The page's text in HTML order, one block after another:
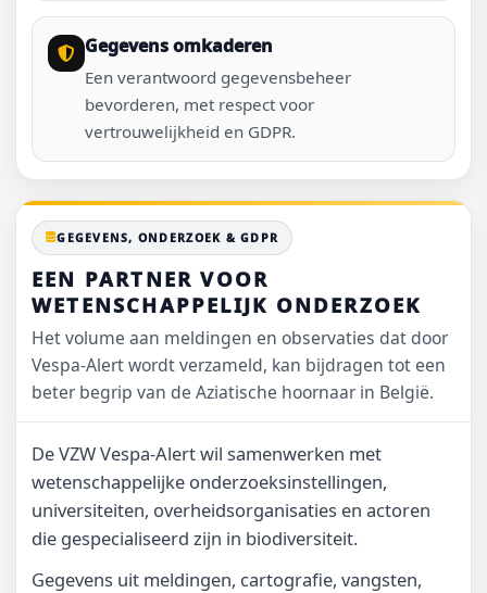
Gegevens omkaderen
Een verantwoord gegevensbeheer
bevorderen, met respect voor
vertrouwelijkheid en GDPR.
GEGEVENS, ONDERZOEK & GDPR
EEN PARTNER VOOR
WETENSCHAPPELIJK ONDERZOEK
Het volume aan meldingen en observaties dat door
Vespa-Alert wordt verzameld, kan bijdragen tot een
beter begrip van de Aziatische hoornaar in België.
De VZW Vespa-Alert wil samenwerken met
wetenschappelijke onderzoeksinstellingen,
universiteiten, overheidsorganisaties en actoren
die gespecialiseerd zijn in biodiversiteit.
Gegevens uit meldingen, cartografie, vangsten,